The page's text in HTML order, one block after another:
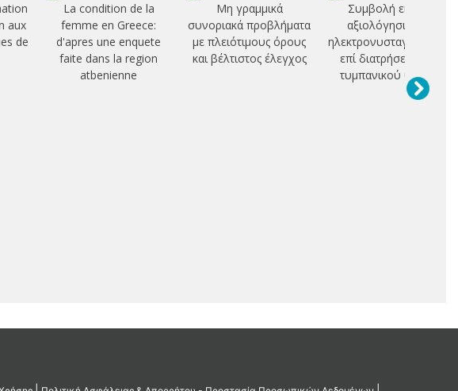
aux
de
La condition de la
femme en Greece:
d'apres une enquete
faite dans la region
atbenienne
Μη γραμμικά
συνοριακά προβλήματα
με πλειότιμους όρους
και βέλτιστος έλεγχος
Συμβολή εις την
αξιολόγησιν του
επί διατρήσεως του
τυμπανικού υμένος